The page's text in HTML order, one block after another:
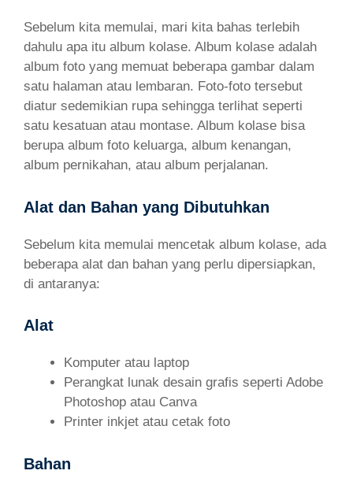
Sebelum kita memulai, mari kita bahas terlebih
dahulu apa itu album kolase. Album kolase adalah
album foto yang memuat beberapa gambar dalam
satu halaman atau lembaran. Foto-foto tersebut
diatur sedemikian rupa sehingga terlihat seperti
satu kesatuan atau montase. Album kolase bisa
berupa album foto keluarga, album kenangan,
album pernikahan, atau album perjalanan.
Alat dan Bahan yang Dibutuhkan
Sebelum kita memulai mencetak album kolase, ada
beberapa alat dan bahan yang perlu dipersiapkan,
di antaranya:
Alat
Komputer atau laptop
Perangkat lunak desain grafis seperti Adobe
Photoshop atau Canva
Printer inkjet atau cetak foto
Bahan